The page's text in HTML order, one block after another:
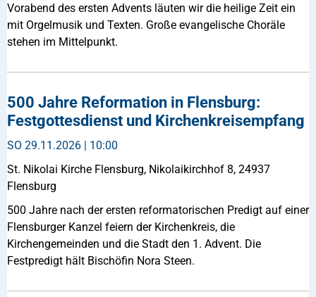
Vorabend des ersten Advents läuten wir die heilige Zeit ein
mit Orgelmusik und Texten. Große evangelische Choräle
stehen im Mittelpunkt.
500 Jahre Reformation in Flensburg:
Festgottesdienst und Kirchenkreisempfang
SO 29.11.2026 | 10:00
St. Nikolai Kirche Flensburg, Nikolaikirchhof 8, 24937
Flensburg
500 Jahre nach der ersten reformatorischen Predigt auf einer
Flensburger Kanzel feiern der Kirchenkreis, die
Kirchengemeinden und die Stadt den 1. Advent. Die
Festpredigt hält Bischöfin Nora Steen.